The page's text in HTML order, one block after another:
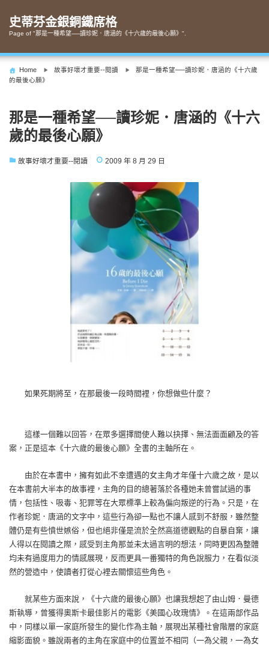
content
史蒂芬金銀銅鐵席格
Page of "那是一種希望──讀珍妮．唐涵的《十六歲的最後心願》".
Home 故事好壞才重要--閱讀
那是一種希望──讀珍妮．唐涵的《十六歲
的最後心願》
那是一種希望──讀珍妮．唐涵的《十六
歲的最後心願》
故事好壞才重要--閱讀 2009 年 8 月 29 日
如果死期將至，在那最後一段時間裡，你想做些什麼？
這樣一個難以回答，在眾多選擇間使人難以抉擇、無法面面顧及的答
案，正是這本《十六歲的最後心願》全書的主軸所在。
由於在本書中，擁有如此不幸遭遇的女主角才年僅十六歲之故，是以
在本書前大半本的故事裡，主角的目的總著落於各種她未曾嘗試過的事
情，包括性、吸毒、犯罪等在大眾標準上較為偏向叛逆的行為。只是，在
作者珍妮．唐涵的文字中，這些行為卻一點也不讓人感到不舒服，雖然整
體仍是有些憤世嫉俗，但也絕非僅是流於全然高道德觀點的自暴自棄，讓
人得以在閱讀之際，感受到主角那並未太過言明的想法，同時更因為整體
均未有過度用力的情感展現，反而更具一番獨特的角色說服力，在看似淡
然的營造中，使讀者打從心裡去關懷這些角色。
就某些方面來說，《十六歲的最後心願》也讓我想起了由山姆．曼德
斯執導，曾獲得奧斯卡最佳影片的電影《美國心玫瑰情》。在這兩部作品
中，同樣以單一家庭所發生的變化作為主軸，展現出某種社會階層的家庭
縮影面貌。雖說兩者的主角在家庭中的位置並不相同（一為父親，一為女